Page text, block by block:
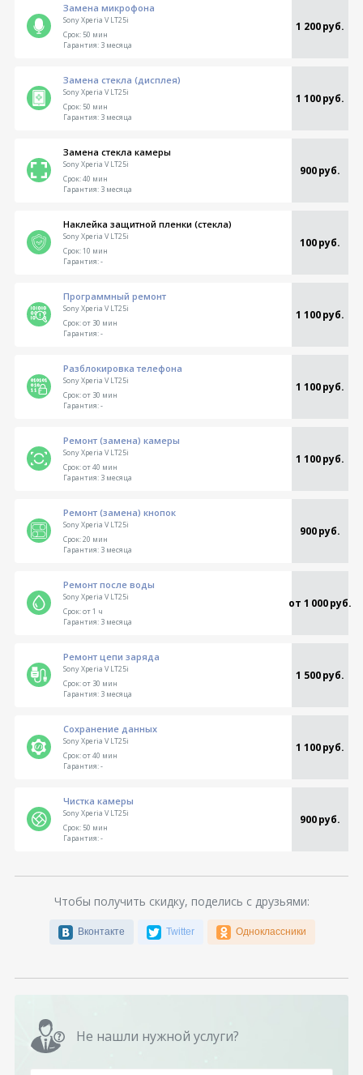
Замена микрофона
Sony Xperia V LT25i 1 200 руб.
Срок:50 мин
Гарантия:3 месяца
Замена стекла (дисплея)
Sony Xperia V LT25i 1 100 руб.
Срок:50 мин
Гарантия:3 месяца
Замена стекла камеры
Sony Xperia V LT25i 900 руб.
Срок:40 мин
Гарантия:3 месяца
Наклейка защитной пленки (стекла)
Sony Xperia V LT25i 100 руб.
Срок:10 мин
Гарантия:-
Программный ремонт
Sony Xperia V LT25i 1 100 руб.
Срок:от 30 мин
Гарантия:-
Разблокировка телефона
Sony Xperia V LT25i 1 100 руб.
Срок:от 30 мин
Гарантия:-
Ремонт (замена) камеры
Sony Xperia V LT25i 1 100 руб.
Срок:от 40 мин
Гарантия:3 месяца
Ремонт (замена) кнопок
Sony Xperia V LT25i 900 руб.
Срок:20 мин
Гарантия:3 месяца
Ремонт после воды
Sony Xperia V LT25i от 1 000 руб.
Срок:от 1 ч
Гарантия:3 месяца
Ремонт цепи заряда
Sony Xperia V LT25i 1 500 руб.
Срок:от 30 мин
Гарантия:3 месяца
Сохранение данных
Sony Xperia V LT25i 1 100 руб.
Срок:от 40 мин
Гарантия:-
Чистка камеры
Sony Xperia V LT25i 900 руб.
Срок:50 мин
Гарантия:-
Чтобы получить скидку, поделись с друзьями:
Вконтакте Twitter Одноклассники
Не нашли нужной услуги?